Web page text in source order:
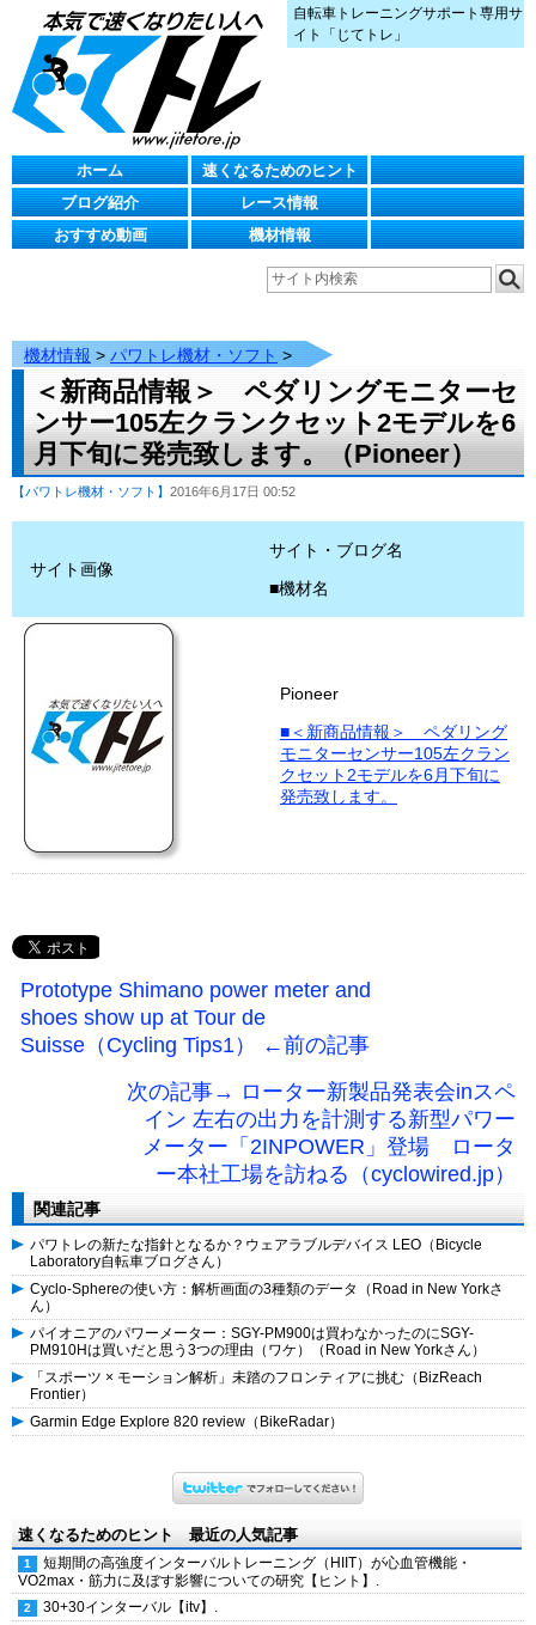
自転車トレーニングサポート専用サ
イト「じてトレ」
ホーム
速くなるためのヒント
ブログ紹介
レース情報
おすすめ動画
機材情報
機材情報 > パワトレ機材・ソフト >
＜新商品情報＞ ペダリングモニターセ
ンサー105左クランクセット2モデルを6
月下旬に発売致します。（Pioneer）
【パワトレ機材・ソフト】 2016年6月17日 00:52
サイト画像
サイト・ブログ名
■機材名
Pioneer
■＜新商品情報＞ ペダリング
モニターセンサー105左クラン
クセット2モデルを6月下旬に
発売致します。
Prototype Shimano power meter and
shoes show up at Tour de
Suisse（Cycling Tips1） ←前の記事
次の記事→ ローター新製品発表会inスペ
イン 左右の出力を計測する新型パワー
メーター「2INPOWER」登場 ロータ
ー本社工場を訪ねる（cyclowired.jp）
関連記事
パワトレの新たな指針となるか？ウェアラブルデバイス LEO（Bicycle
Laboratory自転車ブログさん）
Cyclo-Sphereの使い方：解析画面の3種類のデータ（Road in New Yorkさ
ん）
パイオニアのパワーメーター：SGY-PM900は買わなかったのにSGY-
PM910Hは買いだと思う3つの理由（ワケ）（Road in New Yorkさん）
「スポーツ × モーション解析」未踏のフロンティアに挑む（BizReach
Frontier）
Garmin Edge Explore 820 review（BikeRadar）
速くなるためのヒント 最近の人気記事
短期間の高強度インターバルトレーニング（HIIT）が心血管機能・
VO2max・筋力に及ぼす影響についての研究【ヒント】.
30+30インターバル【itv】.